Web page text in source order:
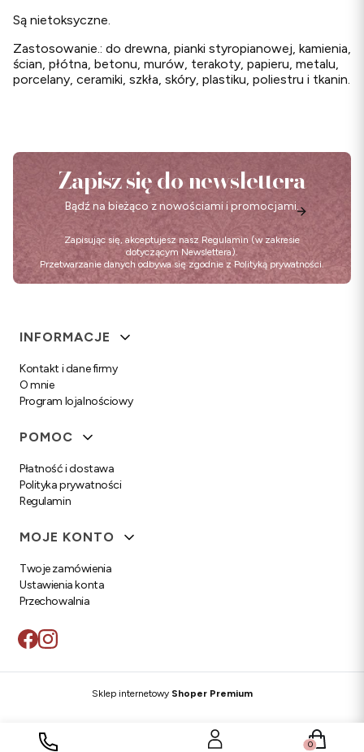
Są nietoksyczne.
Zastosowanie.: do drewna, pianki styropianowej, kamienia,
ścian, płótna, betonu, murów, terakoty, papieru, metalu,
porcelany, ceramiki, szkła, skóry, plastiku, poliestru i tkanin.
Zapisz się do newslettera
Bądź na bieżąco z nowościami i promocjami.
Zapisując się, akceptujesz nasz Regulamin (w zakresie
dotyczącym Newslettera).
Przetwarzanie danych odbywa się zgodnie z Polityką prywatności.
Linki w stopce
INFORMACJE
Kontakt i dane firmy
O mnie
Program lojalnościowy
POMOC
Płatność i dostawa
Polityka prywatności
Regulamin
MOJE KONTO
Twoje zamówienia
Ustawienia konta
Przechowalnia
Sklep internetowy Shoper Premium
Produkty